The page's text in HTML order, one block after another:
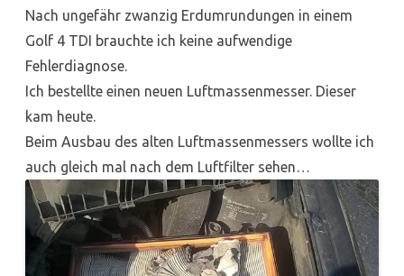
Nach ungefähr zwanzig Erdumrundungen in einem
Golf 4 TDI brauchte ich keine aufwendige
Fehlerdiagnose.
Ich bestellte einen neuen Luftmassenmesser. Dieser
kam heute.
Beim Ausbau des alten Luftmassenmessers wollte ich
auch gleich mal nach dem Luftfilter sehen…